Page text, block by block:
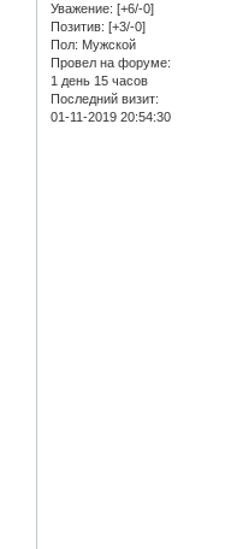
Уважение: [+6/-0]
Позитив: [+3/-0]
Пол: Мужской
Провел на форуме:
1 день 15 часов
Последний визит:
01-11-2019 20:54:30